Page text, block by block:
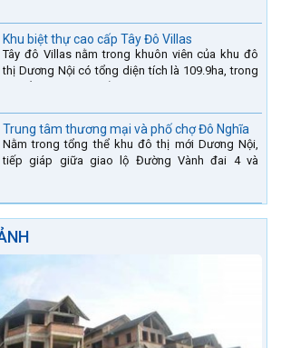
Khu biệt thự cao cấp Tây Đô Villas
Tây đô Villas nằm trong khuôn viên của khu đô
thị Dương Nội có tổng diện tích là 109.9ha, trong
Trung tâm thương mại và phố chợ Đô Nghĩa
Nằm trong tổng thể khu đô thị mới Dương Nội,
tiếp giáp giữa giao lộ Đường Vành đai 4 và